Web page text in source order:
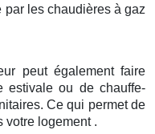
par les chaudières à gaz
peut également faire
estivale ou de chauffe-
Ce qui permet de
votre logement .